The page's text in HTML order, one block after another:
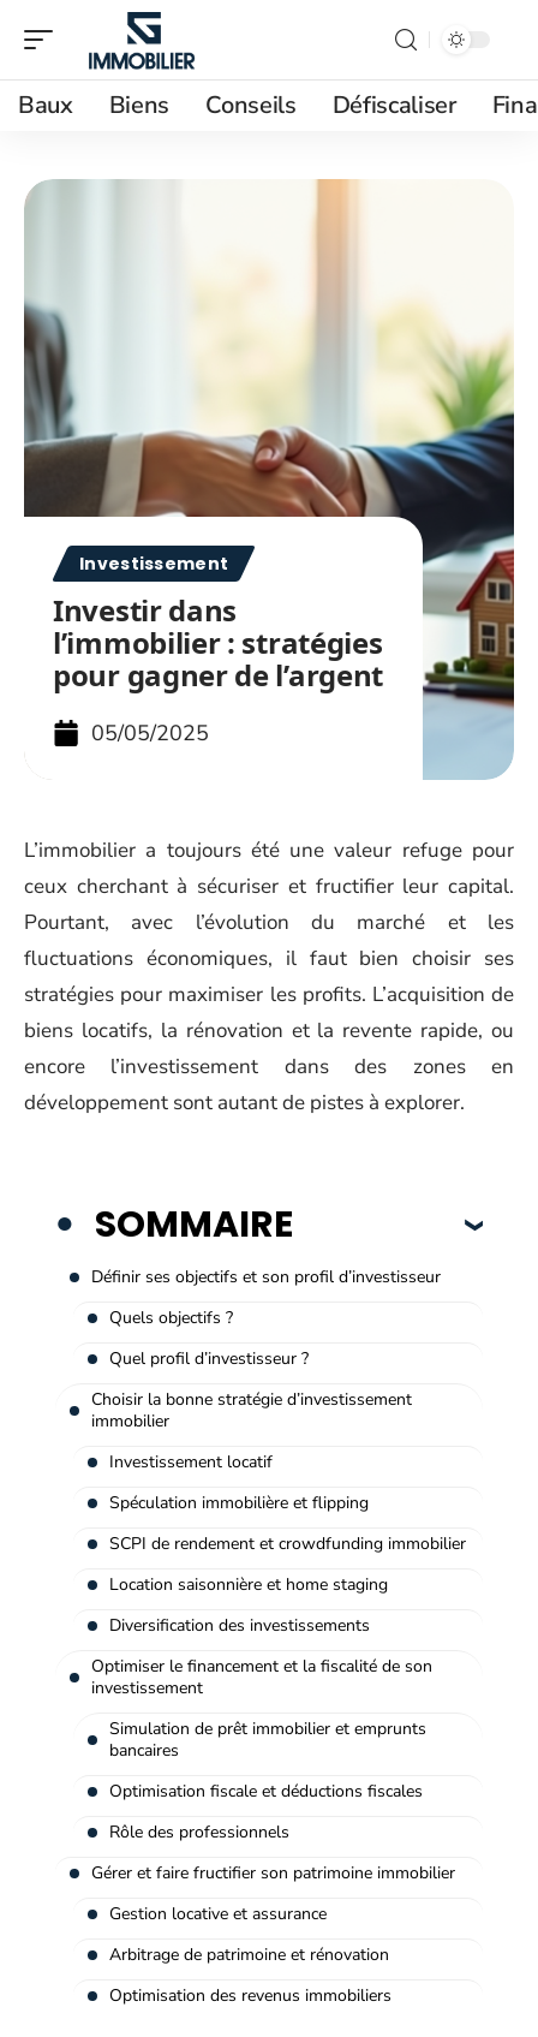
Baux Biens Conseils Défiscaliser
Investissement
Investir dans
l’immobilier : stratégies
pour gagner de l’argent
05/05/2025
L’immobilier a toujours été une valeur refuge pour
ceux cherchant à sécuriser et fructifier leur capital.
Pourtant, avec l’évolution du marché et les
fluctuations économiques, il faut bien choisir ses
stratégies pour maximiser les profits. L’acquisition de
biens locatifs, la rénovation et la revente rapide, ou
encore l’investissement dans des zones en
développement sont autant de pistes à explorer.
SOMMAIRE
Définir ses objectifs et son profil d’investisseur
Quels objectifs ?
Quel profil d’investisseur ?
Choisir la bonne stratégie d’investissement
immobilier
Investissement locatif
Spéculation immobilière et flipping
SCPI de rendement et crowdfunding immobilier
Location saisonnière et home staging
Diversification des investissements
Optimiser le financement et la fiscalité de son
investissement
Simulation de prêt immobilier et emprunts
bancaires
Optimisation fiscale et déductions fiscales
Rôle des professionnels
Gérer et faire fructifier son patrimoine immobilier
Gestion locative et assurance
Arbitrage de patrimoine et rénovation
Optimisation des revenus immobiliers